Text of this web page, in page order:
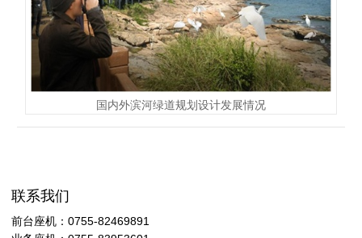
国内外滨河绿道规划设计发展情况
联系我们
前台座机：0755-82469891